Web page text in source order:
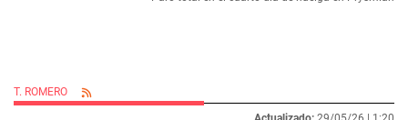
T. ROMERO